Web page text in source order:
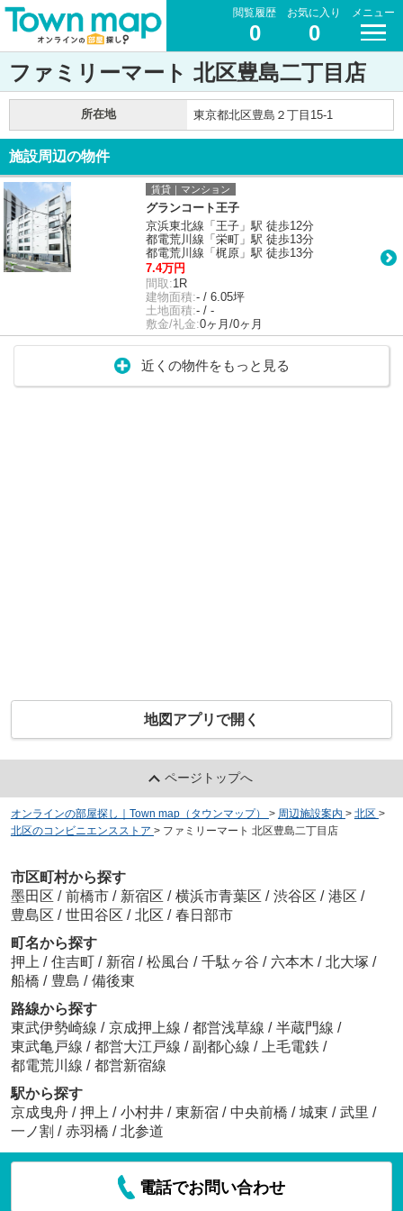
閲覧履歴
0
お気に入り
0
メニュー
ファミリーマート 北区豊島二丁目店
所在地 東京都北区豊島２丁目15-1
施設周辺の物件
賃貸｜マンション
グランコート王子
京浜東北線「王子」駅 徒歩12分
都電荒川線「栄町」駅 徒歩13分
都電荒川線「梶原」駅 徒歩13分
7.4万円
間取:1R
建物面積:- / 6.05坪
土地面積:- / -
敷金/礼金:0ヶ月/0ヶ月
近くの物件をもっと見る
地図アプリで開く
ページトップへ
オンラインの部屋探し｜Town map（タウンマップ） > 周辺施設案内 > 北区 >
北区のコンビニエンスストア > ファミリーマート 北区豊島二丁目店
市区町村から探す
墨田区 / 前橋市 / 新宿区 / 横浜市青葉区 / 渋谷区 / 港区 /
豊島区 / 世田谷区 / 北区 / 春日部市
町名から探す
押上 / 住吉町 / 新宿 / 松風台 / 千駄ヶ谷 / 六本木 / 北大塚 /
船橋 / 豊島 / 備後東
路線から探す
東武伊勢崎線 / 京成押上線 / 都営浅草線 / 半蔵門線 /
東武亀戸線 / 都営大江戸線 / 副都心線 / 上毛電鉄 /
都電荒川線 / 都営新宿線
駅から探す
京成曳舟 / 押上 / 小村井 / 東新宿 / 中央前橋 / 城東 / 武里 /
一ノ割 / 赤羽橋 / 北参道
電話でお問い合わせ